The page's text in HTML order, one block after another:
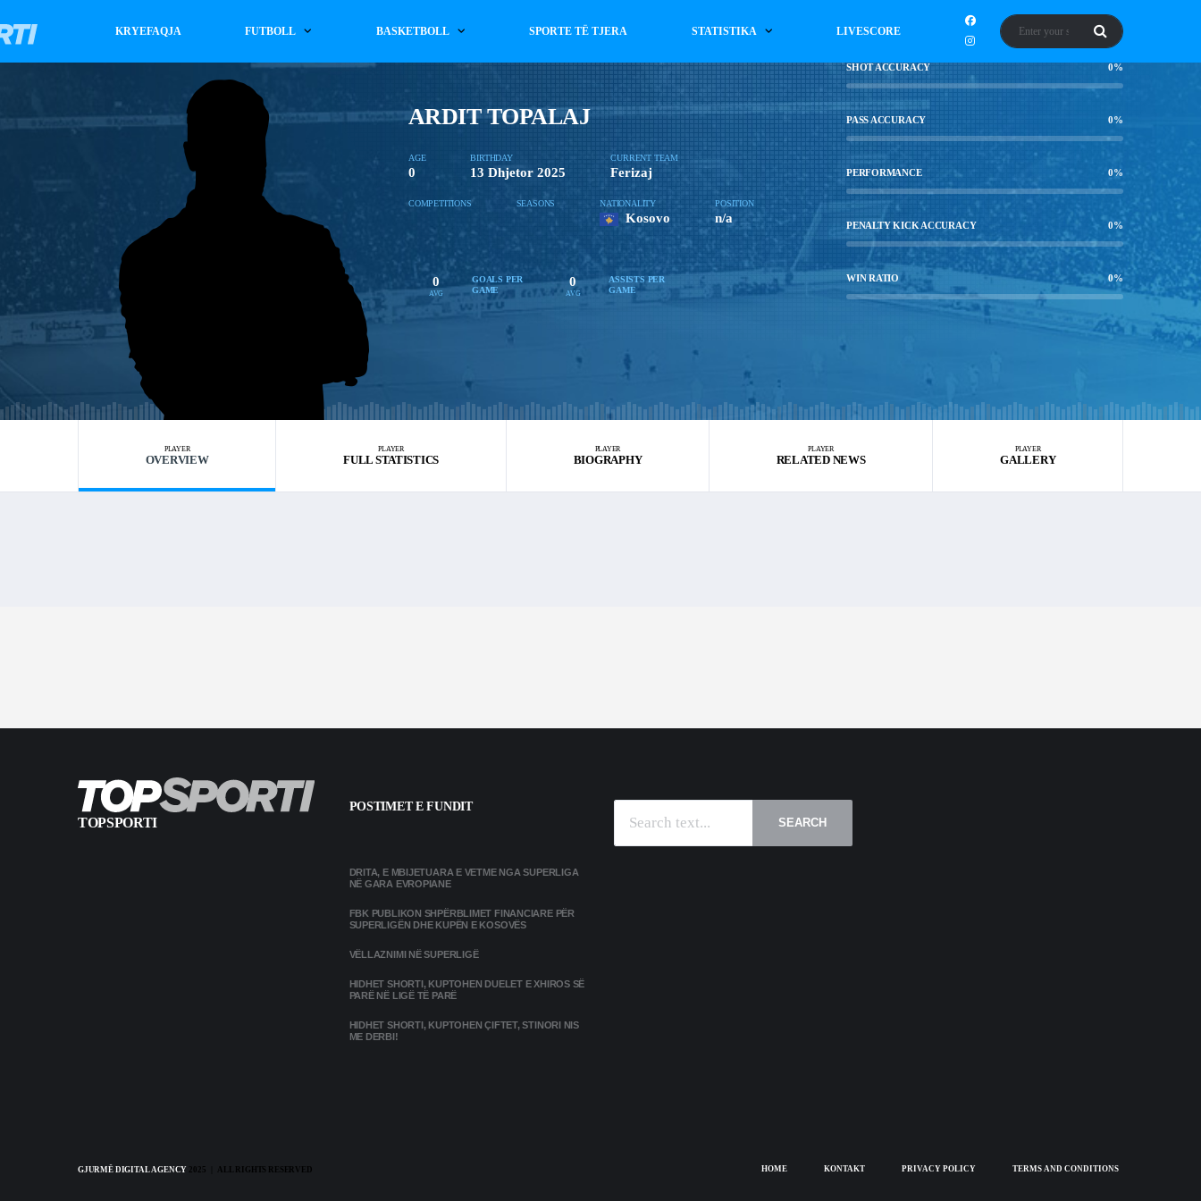
KRYEFAQJA FUTBOLL BASKETBOLL SPORTE TË TJERA STATISTIKA LIVESCORE
ARDIT TOPALAJ
AGE
0
BIRTHDAY
13 Dhjetor 2025
CURRENT TEAM
Ferizaj
COMPETITIONS SEASONS NATIONALITY
Kosovo
POSITION
n/a
0
AVG
GOALS PER
GAME
0
AVG
ASSISTS PER
GAME
SHOT ACCURACY 0%
PASS ACCURACY 0%
PERFORMANCE 0%
PENALTY KICK ACCURACY 0%
WIN RATIO 0%
PLAYER
OVERVIEW
PLAYER
FULL STATISTICS
PLAYER
BIOGRAPHY
PLAYER
RELATED NEWS
PLAYER
GALLERY
TOPSPORTI
POSTIMET E FUNDIT
DRITA, E MBIJETUARA E VETME NGA SUPERLIGA
NË GARA EVROPIANE
FBK PUBLIKON SHPËRBLIMET FINANCIARE PËR
SUPERLIGËN DHE KUPËN E KOSOVËS
VËLLAZNIMI NË SUPERLIGË
HIDHET SHORTI, KUPTOHEN DUELET E XHIROS SË
PARË NË LIGË TË PARË
HIDHET SHORTI, KUPTOHEN ÇIFTET, STINORI NIS
ME DERBI!
SEARCH
GJURMË DIGITAL AGENCY 2025 | ALL RIGHTS RESERVED HOME KONTAKT PRIVACY POLICY TERMS AND CONDITIONS